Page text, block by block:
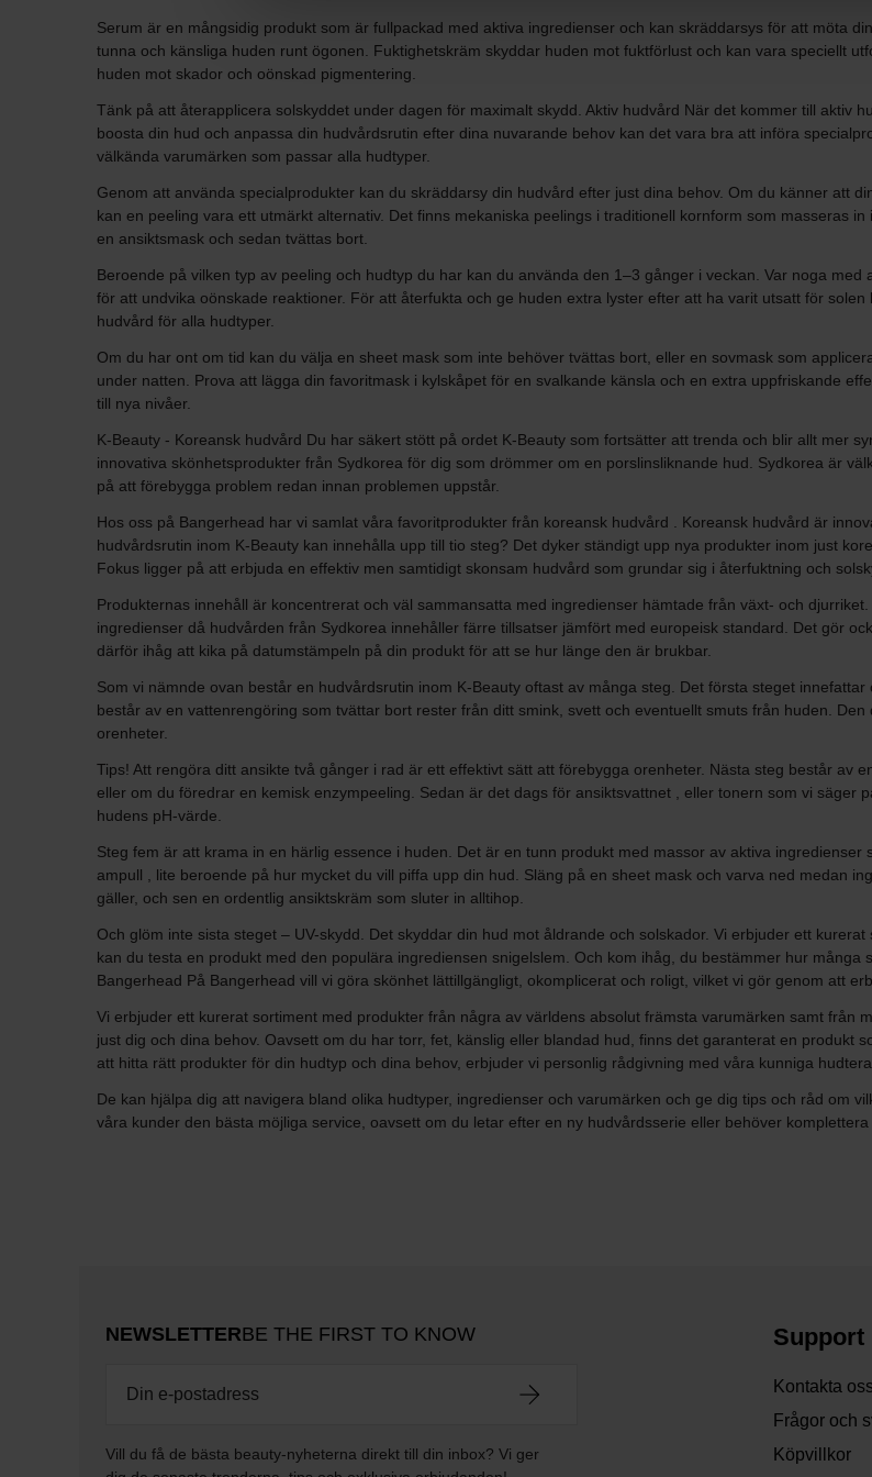
Serum är en mångsidig produkt som är fullpackad med aktiva ingredienser och kan skräddarsys för att möta
tunna och känsliga huden runt ögonen. Fuktighetskräm skyddar huden mot fuktförlust och kan vara speciellt
huden mot skador och oönskad pigmentering.
Tänk på att återapplicera solskyddet under dagen för maximalt skydd. Aktiv hudvård När det kommer till aktiv
boosta din hud och anpassa din hudvårdsrutin efter dina nuvarande behov kan det vara bra att införa
välkända varumärken som passar alla hudtyper.
Genom att använda specialprodukter kan du skräddarsy din hudvård efter just dina behov. Om du känner att
kan en peeling vara ett utmärkt alternativ. Det finns mekaniska peelings i traditionell kornform som masseras
en ansiktsmask och sedan tvättas bort.
Beroende på vilken typ av peeling och hudtyp du har kan du använda den 1–3 gånger i veckan. Var noga
för att undvika oönskade reaktioner. För att återfukta och ge huden extra lyster efter att ha varit utsatt för
hudvård för alla hudtyper.
Om du har ont om tid kan du välja en sheet mask som inte behöver tvättas bort, eller en sovmask som
under natten. Prova att lägga din favoritmask i kylskåpet för en svalkande känsla och en extra uppfriskande
till nya nivåer.
K-Beauty - Koreansk hudvård Du har säkert stött på ordet K-Beauty som fortsätter att trenda och blir allt mer
innovativa skönhetsprodukter från Sydkorea för dig som drömmer om en porslinsliknande hud. Sydkorea är
på att förebygga problem redan innan problemen uppstår.
Hos oss på Bangerhead har vi samlat våra favoritprodukter från koreansk hudvård . Koreansk hudvård är
hudvårdsrutin inom K-Beauty kan innehålla upp till tio steg? Det dyker ständigt upp nya produkter inom just
Fokus ligger på att erbjuda en effektiv men samtidigt skonsam hudvård som grundar sig i återfuktning och
Produkternas innehåll är koncentrerat och väl sammansatta med ingredienser hämtade från växt- och
ingredienser då hudvården från Sydkorea innehåller färre tillsatser jämfört med europeisk standard. Det gör
därför ihåg att kika på datumstämpeln på din produkt för att se hur länge den är brukbar.
Som vi nämnde ovan består en hudvårdsrutin inom K-Beauty oftast av många steg. Det första steget
består av en vattenrengöring som tvättar bort rester från ditt smink, svett och eventuellt smuts från huden.
orenheter.
Tips! Att rengöra ditt ansikte två gånger i rad är ett effektivt sätt att förebygga orenheter. Nästa steg består av
eller om du föredrar en kemisk enzympeeling. Sedan är det dags för ansiktsvattnet , eller tonern som vi
hudens pH-värde.
Steg fem är att krama in en härlig essence i huden. Det är en tunn produkt med massor av aktiva
ampull , lite beroende på hur mycket du vill piffa upp din hud. Släng på en sheet mask och varva ned medan
gäller, och sen en ordentlig ansiktskräm som sluter in alltihop.
Och glöm inte sista steget – UV-skydd. Det skyddar din hud mot åldrande och solskador. Vi erbjuder ett
kan du testa en produkt med den populära ingrediensen snigelslem. Och kom ihåg, du bestämmer hur
Bangerhead På Bangerhead vill vi göra skönhet lättillgängligt, okomplicerat och roligt, vilket vi gör genom att
Vi erbjuder ett kurerat sortiment med produkter från några av världens absolut främsta varumärken samt från
just dig och dina behov. Oavsett om du har torr, fet, känslig eller blandad hud, finns det garanterat en produkt
att hitta rätt produkter för din hudtyp och dina behov, erbjuder vi personlig rådgivning med våra kunniga
De kan hjälpa dig att navigera bland olika hudtyper, ingredienser och varumärken och ge dig tips och råd om
våra kunder den bästa möjliga service, oavsett om du letar efter en ny hudvårdsserie eller behöver komplettera
NEWSLETTERBE THE FIRST TO KNOW
Vill du få de bästa beauty-nyheterna direkt till din inbox? Vi ger
Support
Kontakta oss
Frågor och
Köpvillkor